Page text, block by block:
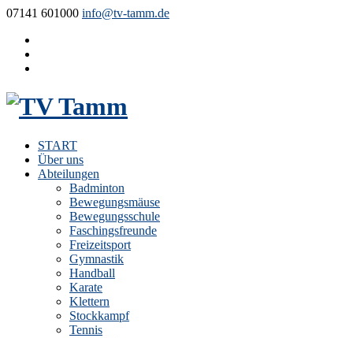
07141 601000 info@tv-tamm.de
START
Über uns
Abteilungen
Badminton
Bewegungsmäuse
Bewegungsschule
Faschingsfreunde
Freizeitsport
Gymnastik
Handball
Karate
Klettern
Stockkampf
Tennis